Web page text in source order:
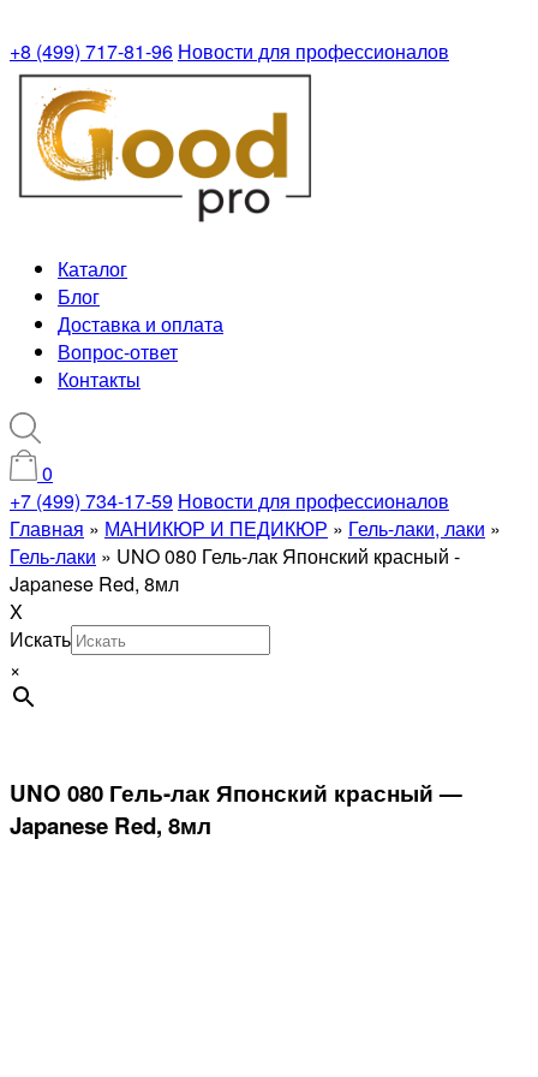
+8 (499) 717-81-96 Новости для профессионалов
Каталог
Блог
Доставка и оплата
Вопрос-ответ
Контакты
0
+7 (499) 734-17-59 Новости для профессионалов
Главная » МАНИКЮР И ПЕДИКЮР » Гель-лаки, лаки »
Гель-лаки » UNO 080 Гель-лак Японский красный -
Japanese Red, 8мл
X
Искать
×
UNO 080 Гель-лак Японский красный —
Japanese Red, 8мл